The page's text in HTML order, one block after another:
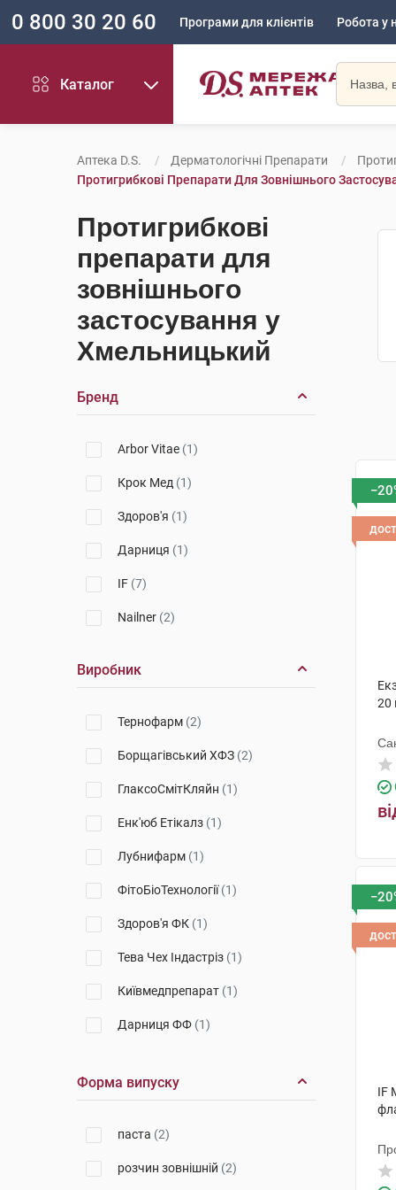
0 800 30 20 60 Програми для клієнтів Робота у
Каталог
Аптека D.S. Дерматологічні Препарати
Протигрибкові Препарати Для Зовнішнього
Протигрибкові
препарати для
зовнішнього
застосування у
Хмельницький
Бренд
Arbor Vitae (1)
Крок Мед (1)
Здоров'я (1)
Дарниця (1)
IF (7)
Nailner (2)
Виробник
Тернофарм (2)
Борщагівський ХФЗ (2)
ГлаксоСмітКляйн (1)
Енк'юб Етікалз (1)
Лубнифарм (1)
ФітоБіоТехнології(1)
Здоров'я ФК (1)
Тева Чех Індастріз (1)
Київмедпрепарат (1)
Дарниця ФФ (1)
Гедеон Ріхтер
Форма випуску
паста (2)
розчин зовнішній (2)
20
IF